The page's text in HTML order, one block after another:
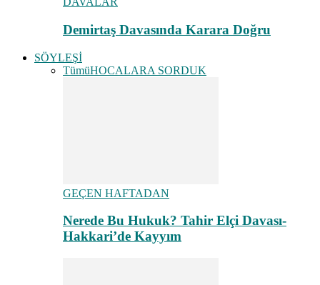
Demirtaş Davasında Karara Doğru
SÖYLEŞİ
TümüHOCALARA SORDUK
GEÇEN HAFTADAN
Nerede Bu Hukuk? Tahir Elçi Davası-
Hakkari’de Kayyım